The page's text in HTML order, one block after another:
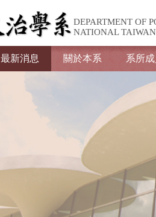
DEPARTMENT OF
NATIONAL
最新消息 關於本系 系所成